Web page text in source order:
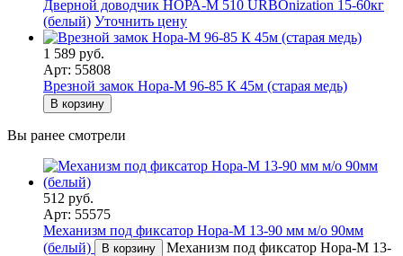
Дверной доводчик НОРА-M 510 URBOnization 15-60кг
(белый) Уточнить цену
1 589 руб.
Арт: 55808
Врезной замок Нора-М 96-85 К 45м (старая медь)
В корзину
Вы ранее смотрели
512 руб.
Арт: 55575
Механизм под фиксатор Нора-М 13-90 мм м/о 90мм
(белый)
В корзину
Механизм под фиксатор Нора-М 13-